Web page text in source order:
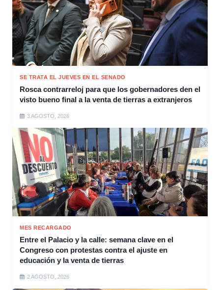
SE TRATA EL JUEVES EN EL SENADO
Rosca contrarreloj para que los gobernadores den el
visto bueno final a la venta de tierras a extranjeros
3 AGOSTO, 2026
MES RECARGADO
Entre el Palacio y la calle: semana clave en el
Congreso con protestas contra el ajuste en
educación y la venta de tierras
2 AGOSTO, 2026